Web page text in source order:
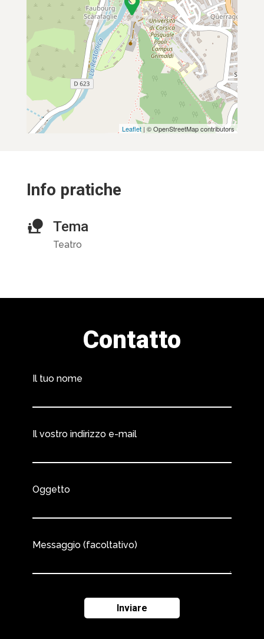
Leaflet | © OpenStreetMap contributors
Info pratiche
Tema
Teatro
Contatto
Il tuo nome
Il vostro indirizzo e-mail
Oggetto
Messaggio (facoltativo)